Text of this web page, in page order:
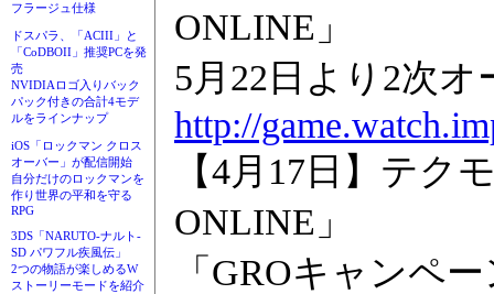
フラージュ仕様
ドスパラ、「ACIII」と
「CoDBOII」推奨PCを発
売
NVIDIAロゴ入りバック
パック付きの合計4モデ
ルをラインナップ
iOS「ロックマン クロス
オーバー」が配信開始
自分だけのロックマンを
作り世界の平和を守る
RPG
3DS「NARUTO-ナルト-
SD パワフル疾風伝」
2つの物語が楽しめるW
ストーリーモードを紹介
ONLINE」
5月22日より2次
http://
【4月17日】テク
ONLINE」
「GROキャンペ